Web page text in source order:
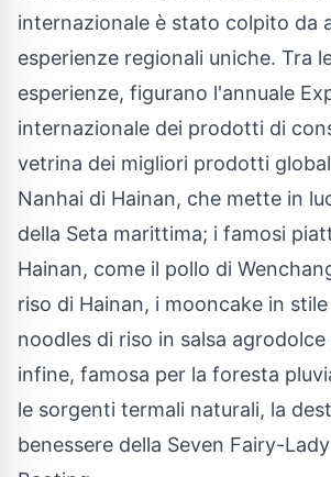
internazionale è stato colpito da
esperienze regionali uniche. Tra
esperienze, figurano l'annuale
internazionale dei prodotti di
vetrina dei migliori prodotti
Nanhai di Hainan, che mette in
della Seta marittima; i famosi
Hainan, come il pollo di
riso di Hainan, i mooncake in
noodles di riso in salsa agrodolce
infine, famosa per la foresta
le sorgenti termali naturali, la
benessere della Seven Fairy-